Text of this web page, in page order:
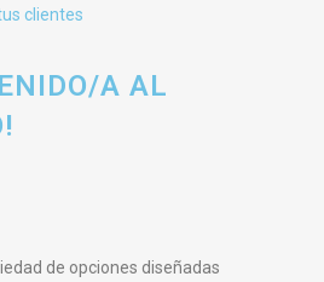
clientes
A AL
de opciones diseñadas